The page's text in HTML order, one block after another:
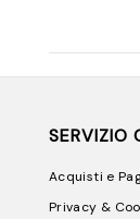
SERVIZIO
Acquisti e
Privacy &